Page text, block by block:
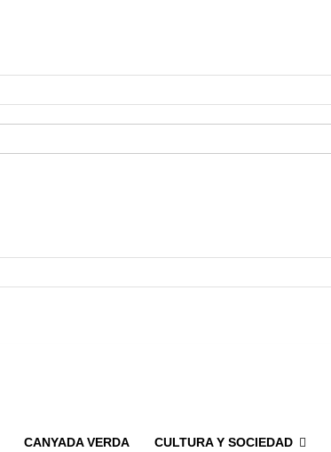
CANYADA VERDA CULTURA Y SOCIEDAD